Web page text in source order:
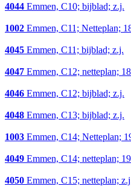
4044 Emmen, C10; bijblad; z.j.
1002 Emmen, C11; Netteplan;
4045 Emmen, C11; bijblad; z.j.
4047 Emmen, C12; netteplan;
4046 Emmen, C12; bijblad; z.j.
4048 Emmen, C13; bijblad; z.j.
1003 Emmen, C14; Netteplan;
4049 Emmen, C14; netteplan;
4050 Emmen, C15; netteplan;